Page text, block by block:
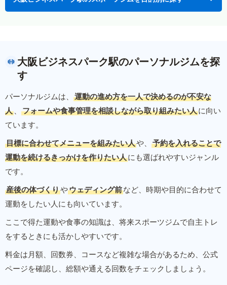
大阪ビジネスパーク駅のパーソナルジムを探
す
パーソナルジムは、
運動の進め方を一人で決めるのが不安な
人 、 フォームや食事管理を相談しながら取り組みたい人に向い
ています。
目標に合わせてメニューを組みたい人や、
予約を入れることで
運動を続けるきっかけを作りたい人にも選ばれやすいジャンル
です。
産後の体づくりやウェディング前など、時期や目的に合わせて
運動をしたい人にも向いています。
ここで得た運動や食事の知識は、将来スポーツジムで自主トレ
をするときにも活かしやすいです。
料金は月額、回数券、コースなど複雑な場合があるため、公式
ページを確認し、総額や通える回数をチェックしましょう。